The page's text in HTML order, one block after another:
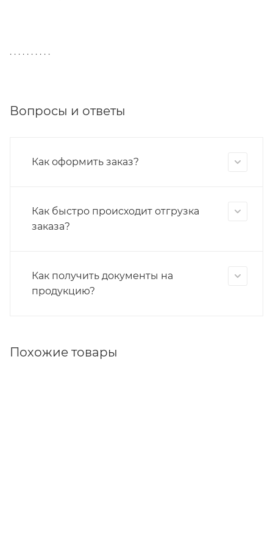
. . . . . . . . . .
Вопросы и ответы
Как оформить заказ?
Как быстро происходит отгрузка
заказа?
Как получить документы на
продукцию?
Похожие товары